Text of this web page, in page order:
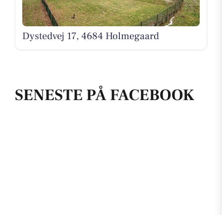
SENESTE PÅ FACEBOOK
Dystedvej 17, 4684 Holmegaard